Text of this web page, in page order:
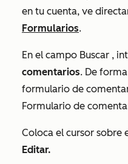
en tu cuenta, ve
Formularios.
En el campo Buscar ,
comentarios. De
formulario de
Formulario de
Coloca el cursor sobre
Editar.